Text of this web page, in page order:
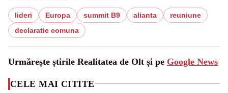
lideri Europa summit B9 alianta
reuniune
declaratie comuna
Urmărește știrile Realitatea de Olt și pe Google News
CELE MAI CITITE